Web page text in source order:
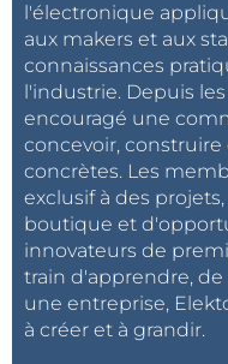
l'électronique
aux makers et aux
connaissances
l'industrie. Depuis
encouragé une
concevoir,
concrètes. Les
exclusif à des
boutique et
innovateurs de
train d'apprendre,
une entreprise,
à créer et à grandir.